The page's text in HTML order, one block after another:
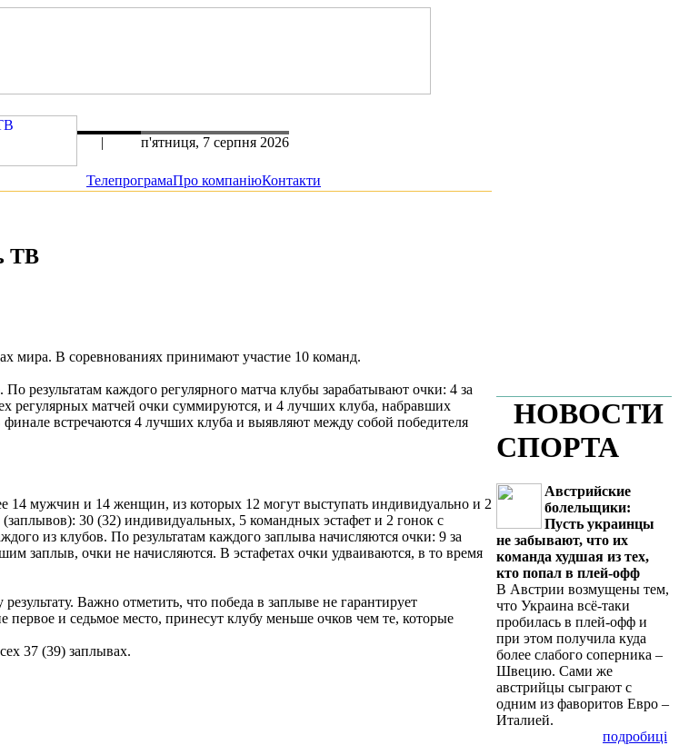
| п'ятниця, 7 серпня 2026
ТелепрограмаПро компаніюКонтакти
ТВ
мира. В соревнованиях принимают участие 10 команд.
результатам каждого регулярного матча клубы зарабатывают очки: 4 за
регулярных матчей очки суммируются, и 4 лучших клуба, набравших
встречаются 4 лучших клуба и выявляют между собой победителя
14 мужчин и 14 женщин, из которых 12 могут выступать индивидуально и 2
30 (32) индивидуальных, 5 командных эстафет и 2 гонок с
из клубов. По результатам каждого заплыва начисляются очки: 9 за
заплыв, очки не начисляются. В эстафетах очки удваиваются, в то время
Важно отметить, что победа в заплыве не гарантирует
и седьмое место, принесут клубу меньше очков чем те, которые
37 (39) заплывах.
НОВОСТИ
СПОРТА
Австрийские
болельщики:
Пусть украинцы
не забывают, что их
команда худшая из тех,
кто попал в плей-офф
В Австрии возмущены тем,
что Украина всё-таки
пробилась в плей-офф и
при этом получила куда
более слабого соперника –
Швецию. Сами же
австрийцы сыграют с
одним из фаворитов Евро –
Италией.
подробиці